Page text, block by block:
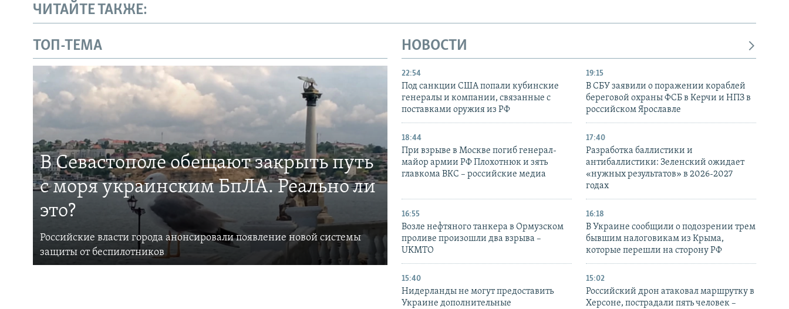
ЧИТАЙТЕ ТАКЖЕ:
ТОП-ТЕМА
В Севастополе обещают закрыть путь
с моря украинским БпЛА. Реально ли
это?
Российские власти города анонсировали появление новой системы
защиты от беспилотников
НОВОСТИ
22:54
Под санкции США попали кубинские
генералы и компании, связанные с
поставками оружия из РФ
19:15
В СБУ заявили о поражении кораблей
береговой охраны ФСБ в Керчи и НПЗ в
российском Ярославле
18:44
При взрыве в Москве погиб генерал-
майор армии РФ Плохотнюк и зять
главкома ВКС – российские медиа
17:40
Разработка баллистики и
антибаллистики: Зеленский ожидает
«нужных результатов» в 2026-2027
годах
16:55
Возле нефтяного танкера в Ормузском
проливе произошли два взрыва –
UKMTO
16:18
В Украине сообщили о подозрении трем
бывшим налоговикам из Крыма,
которые перешли на сторону РФ
15:40
Нидерланды не могут предоставить
Украине дополнительные
15:02
Российский дрон атаковал маршрутку в
Херсоне, пострадали пять человек –